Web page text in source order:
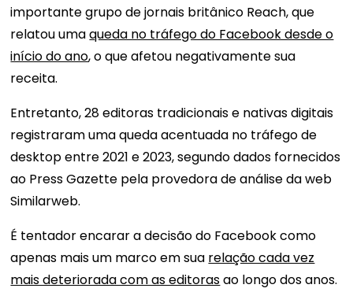
importante grupo de jornais britânico Reach, que
relatou umaqueda no tráfego do Facebook desde o
início do ano, o que afetou negativamente sua
receita.
Entretanto, 28 editoras tradicionais e nativas digitais
registraram uma queda acentuada no tráfego de
desktop entre 2021 e 2023, segundo dados fornecidos
ao Press Gazette pela provedora de análise da web
Similarweb.
É tentador encarar a decisão do Facebook como
apenas mais um marco em sua relação cada vez
mais deteriorada com as editorasao longo dos anos.